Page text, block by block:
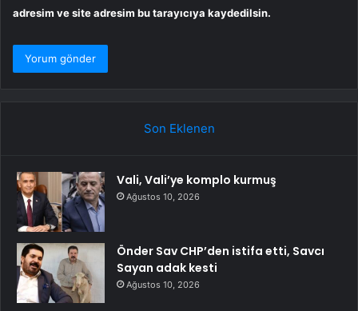
adresim ve site adresim bu tarayıcıya kaydedilsin.
Son Eklenen
Vali, Vali’ye komplo kurmuş
Ağustos 10, 2026
Önder Sav CHP’den istifa etti, Savcı
Sayan adak kesti
Ağustos 10, 2026